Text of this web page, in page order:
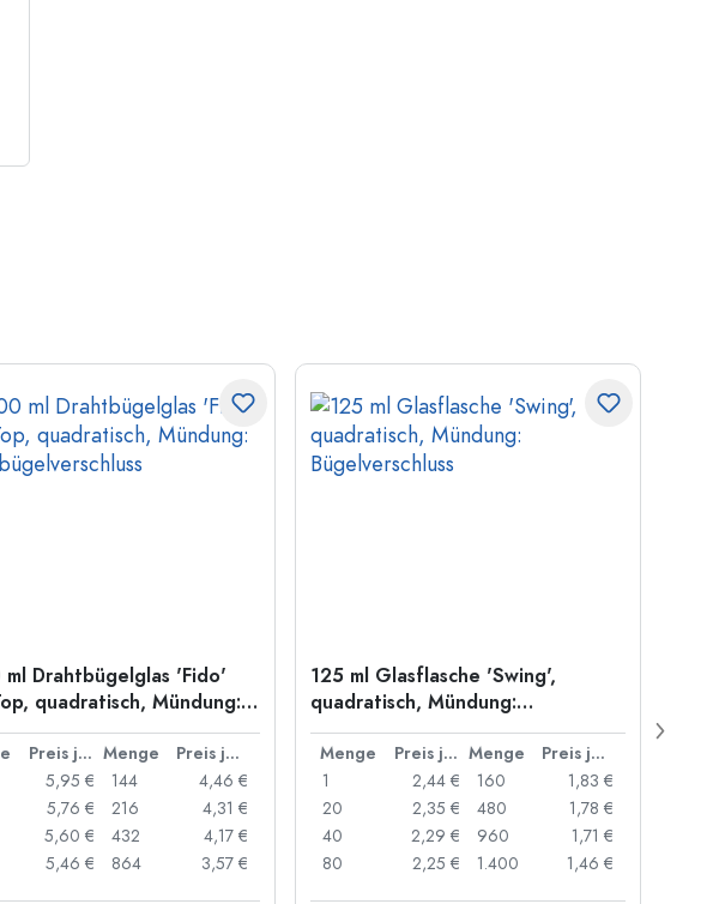
Drahtbügelglas 'Fido'
quadratisch, Mündung:
Preis je Stück Menge
Preis je Stück
5,95 €
5,76 €
5,60 €
5,46 €
144
4,46 €
216
4,31 €
432
4,17 €
864
3,57 €
125 ml Glasflasche 'Swing',
quadratisch, Mündung:
Bügelverschluss
Menge Preis je Stück Menge
Preis je Stück
1
2,44 €
20
2,35 €
40
2,29 €
80
2,25 €
160
1,83 €
480
1,78 €
960
1,71 €
1.400
1,46 €